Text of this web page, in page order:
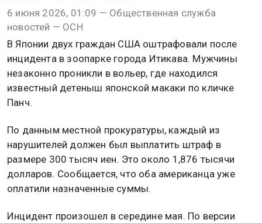
6 июня 2026, 01:09 — Общественная служба
новостей — ОСН
В Японии двух граждан США оштрафовали после
инцидента в зоопарке города Итикава. Мужчины
незаконно проникли в вольер, где находился
известный детеныш японской макаки по кличке
Панч.
По данным местной прокуратуры, каждый из
нарушителей должен был выплатить штраф в
размере 300 тысяч иен. Это около 1,876 тысячи
долларов. Сообщается, что оба американца уже
оплатили назначенные суммы.
Инцидент произошел в середине мая. По версии